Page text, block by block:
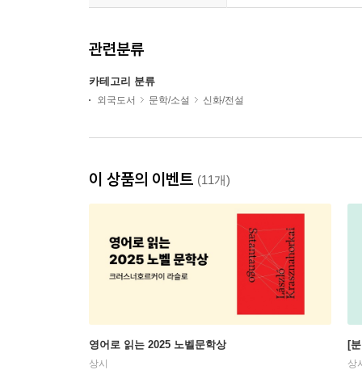
관련분류
카테고리 분류
외국도서 문학/소설 신화/전설
이 상품의 이벤트 (11개)
영어로 읽는 2025 노벨문학상
상시
[
상